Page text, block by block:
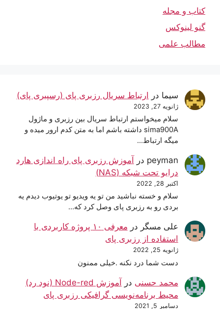
کتاب و مجله
گنو لینوکس
مطالب علمی
سیما در ارتباط سریال رزبری پای (رسپبری پای)
ژانویه 27, 2023
سلام میخواستم ارتباط سریال بین رزبری و ماژول
sima900A داشته باشم اما به متن کدم ارور میده و
میگه ارتباط…
peyman در
آموزش رزبری پای راه اندازی هارد
درایو تحت شبکه (NAS)
اکتبر 28, 2022
سلام و خسته نباشید من تو یه ویدیو تو یوتیوب دیدم یه
بردی رو به رزبری پای وصل کرد که…
علی مسگر در
معرفی ۱۰ پروژه کاربردی با
استفاده از رزبری پای
ژانویه 25, 2022
دست شما درد نکنه .خیلی ممنون
محمد حسنی در
آموزش Node-red (نود رد)
محیط برنامه‌نویسی گرافیکی رزبری پای
دسامبر 5, 2021